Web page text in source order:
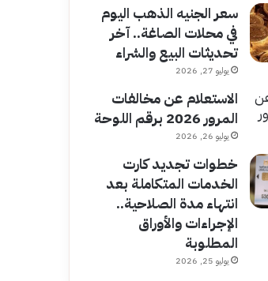
سعر الجنيه الذهب اليوم
في محلات الصاغة.. آخر
تحديثات البيع والشراء
يوليو 27, 2026
الاستعلام عن مخالفات
المرور 2026 برقم اللوحة
يوليو 26, 2026
خطوات تجديد كارت
الخدمات المتكاملة بعد
انتهاء مدة الصلاحية..
الإجراءات والأوراق
المطلوبة
يوليو 25, 2026